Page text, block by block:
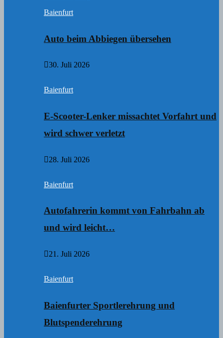
Baienfurt
Auto beim Abbiegen übersehen
30. Juli 2026
Baienfurt
E-Scooter-Lenker missachtet Vorfahrt und
wird schwer verletzt
28. Juli 2026
Baienfurt
Autofahrerin kommt von Fahrbahn ab
und wird leicht…
21. Juli 2026
Baienfurt
Baienfurter Sportlerehrung und
Blutspenderehrung